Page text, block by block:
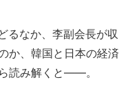
るなか、李副会長が収
か、韓国と日本の経済
読み解くと――。